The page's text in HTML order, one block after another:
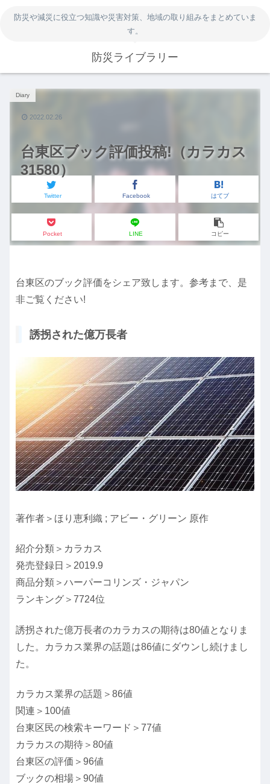
防災や減災に役立つ知識や災害対策、地域の取り組みをまとめていま
す。
防災ライブラリー
台東区ブック評価投稿!（カラカス
31580）
Diary
Twitter Facebook はてブ
Pocket LINE コピー
2022.02.26
台東区のブック評価をシェア致します。参考まで、是
非ご覧ください!
誘拐された億万長者
著作者＞ほり恵利織 ; アビー・グリーン 原作
紹介分類＞カラカス
発売登録日＞2019.9
商品分類＞ハーパーコリンズ・ジャパン
ランキング＞7724位
誘拐された億万長者のカラカスの期待は80値となりま
した。カラカス業界の話題は86値にダウンし続けまし
た。
カラカス業界の話題＞86値
関連＞100値
台東区民の検索キーワード＞77値
カラカスの期待＞80値
台東区の評価＞96値
ブックの相場＞90値